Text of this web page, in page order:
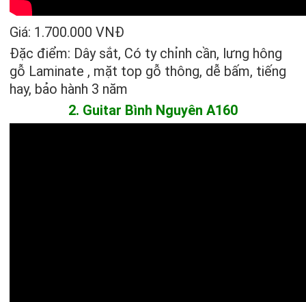
Giá: 1.700.000 VNĐ
Đặc điểm: Dây sắt, Có ty chỉnh cần, lưng hông
gỗ Laminate , mặt top gỗ thông, dễ bấm, tiếng
hay, bảo hành 3 năm
2. Guitar Bình Nguyên A160